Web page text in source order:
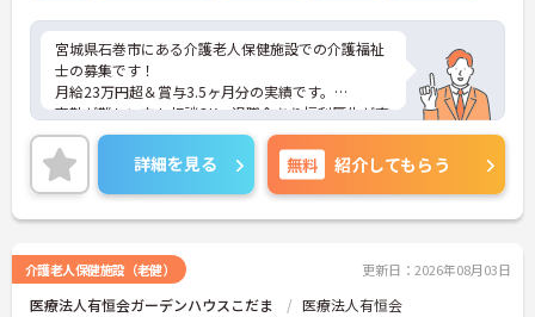
宮城県石巻市にある介護老人保健施設での介護福祉
士の募集です！
月給23万円超＆賞与3.5ヶ月分の実績です。
夜勤が難しい方も相談OK、退職金あり福利厚生が充
実。
ご興味がある方は、ご面接のポイントをお伝えしま
すので、お気軽にお問い合わせください。
詳細を見る 無料 紹介してもらう
介護老人保健施設（老健） 更新日：2026年08月03日
医療法人有恒会ガーデンハウスこだま 医療法人有恒会